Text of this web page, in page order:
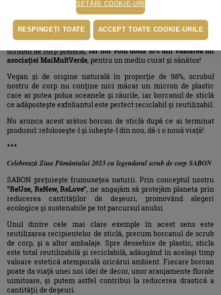
La SABON, noi credem în sustenabilitate și în puterea noastră
de a contribui la o planetă mai verde și mai curată.
Pentru a celebra Ziua Pământului de anul acesta, în aprilie te
invităm să fii parte dintr-o campanie de suflet:cumpără
scrubul de corp preferat, iar noi vom dona 10% din valoarea lui
asociației MaiMultVerde, pentru un mediu curat și sănătos!
Vegan și de origine naturală în proporție de 98%, scrubul
nostru de corp nu conține nici măcar un micron de plastic
care ar putea polua oceanele și râurile, iar borcanul de sticlă
ce adăpostește exfoliantul este perfect reciclabil și reutilizabil.
Nu arunca acest arătos borcan de sticlă după ce ai terminat
produsul: refolosește-l și iubește-l din nou, dă-i o nouă viață!
***
Celebrează Ziua Pământului 2023 cu legendarul scrub de corp SABON
SABON prețuiește frumusețea naturii. Prin conceptul nostru
“ReUse, ReNew, ReLove”, ne angajăm să protejăm planeta prin
reducerea cantităților de deșeuri, promovând alegeri
ecologice și sustenabile pe tot parcursul anului.
Unul dintre cele mai clare exemple în acest sens este
reutilizarea recipientelor de sticlă, precum borcanul de scrub
de corp, și a altor ambalaje. Spre deosebire de plastic, sticla
este total reutilizabilă și reciclabilă, adăugând în același timp
valoare estetică atemporală oricărui ambient. Fiecare borcan
poate da viață unei noi idei de decor, unor aranjamente florale
uimitoare, și putem astfel contribui la reducerea drastică a
cantității de deșeuri.
SETĂRI COOKIE-URI
RESPINGEȚI TOATE ACCEPT TOATE COOKIE-URILE